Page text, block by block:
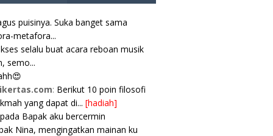
puisinya. Suka banget sama
metafora...
selalu buat acara reboan musik
semo...
: Berikut 10 poin filosofi
yang dapat di... [hadiah]
Bapak aku bercermin
Nina, mengingatkan mainan ku